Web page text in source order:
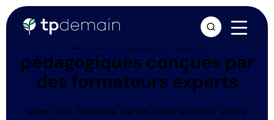
Des ressources
pédagogiques conçues par
des formateurs experts
avec des formats variés pour enrichir votre
arrow_forward